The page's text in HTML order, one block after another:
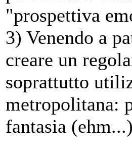
"prospettiva
3) Venendo a
creare un
soprattutto
metropolitana:
fantasia